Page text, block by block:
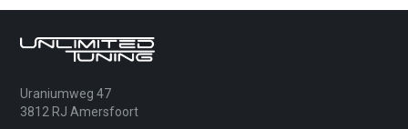
Uraniumweg 47
3812 RJ Amersfoort